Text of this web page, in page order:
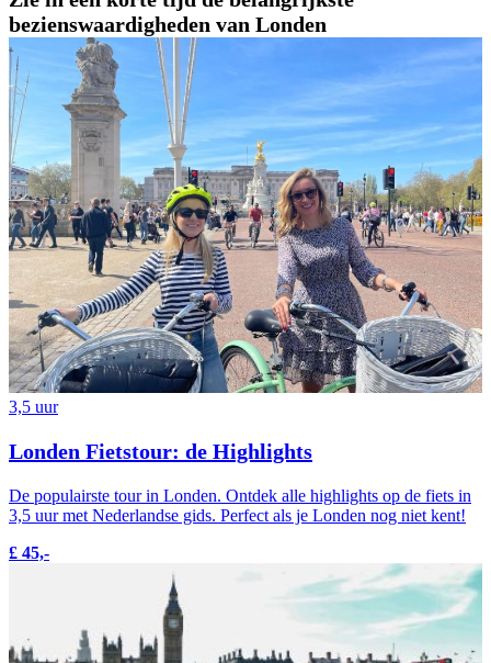
bezienswaardigheden van Londen
3,5 uur
Londen Fietstour: de Highlights
De populairste tour in Londen. Ontdek alle highlights op de fiets in
3,5 uur met Nederlandse gids. Perfect als je Londen nog niet kent!
£ 45,-